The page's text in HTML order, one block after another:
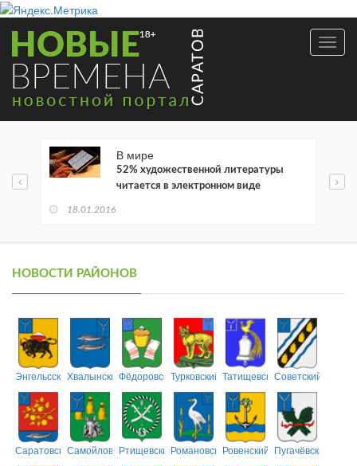
В мире
52% художественной литературы
читается в электронном виде
18.01.2016
НОВОСТИ РАЙОНОВ
ЭнгельсскийХвалынскийФёдоровскийТурковский ТатищевскийСоветский
СаратовскийСамойловскийРтищевскийРомановскийРовенский Пугачёвский